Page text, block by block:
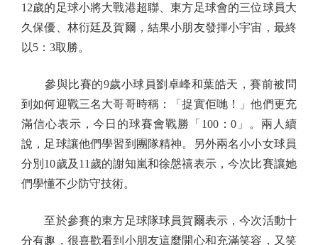
12歲的足球小將大戰港超聯、東方足球會的三位球員大
久保優、林衍廷及賀爾，結果小朋友發揮小宇宙，最終
以5：3取勝。
參與比賽的9歲小球員劉卓峰和葉皓天，賽前被問
到如何迎戰三名大哥哥時稱：「捉實佢哋！」他們更充
滿信心表示，今日的球賽會戰勝「100：0」。兩人續
說，足球讓他們學習到團隊精神。另外兩名小小女球員
分別10歲及11歲的謝知嵐和徐慇禧表示，今次比賽讓她
們學懂不少防守技術。
至於參賽的東方足球隊球員賀爾表示，今次活動十
分有趣，很喜歡看到小朋友這麼開心和充滿笑容，又笑